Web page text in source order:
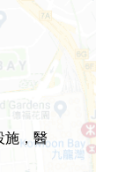
施，醫